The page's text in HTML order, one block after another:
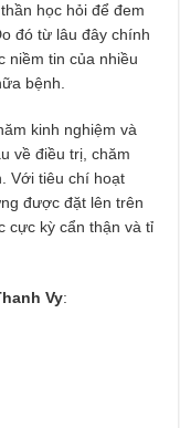
học hỏi để đem
đó từ lâu đây chính
niềm tin của nhiều
bệnh.
kinh nghiệm và
về điều trị, chăm
Với tiêu chí hoạt
được đặt lên trên
cực kỳ cẩn thận và tỉ
Vy: